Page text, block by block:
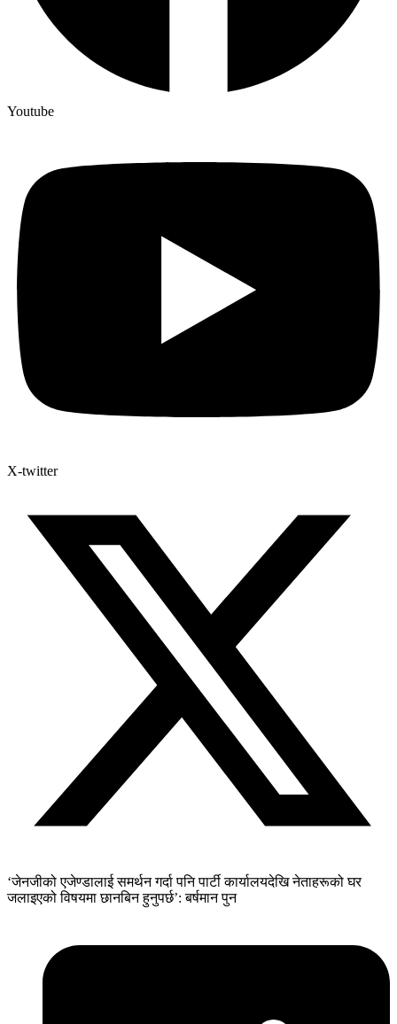
Youtube
X-twitter
‘जेनजीको एजेण्डालाई समर्थन गर्दा पनि पार्टी कार्यालयदेखि नेताहरूको घर
जलाइएको विषयमा छानबिन हुनुपर्छ’: बर्षमान पुन